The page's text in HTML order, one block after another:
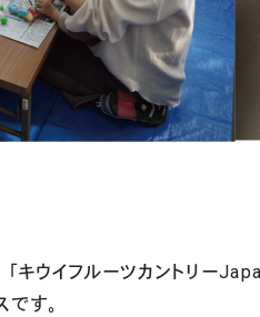
キウイフルーツカントリー
す。